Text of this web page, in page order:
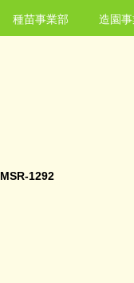
種苗事業部 造園
MSR-1292